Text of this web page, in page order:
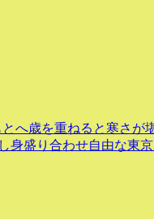
へ歳を重ねると寒さが
盛り合わせ自由な東